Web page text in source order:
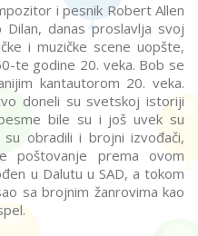
i pesnik Robert Allen
danas proslavlja svoj
i muzičke scene uopšte,
te godine 20. veka. Bob se
kantautorom 20. veka.
doneli su svetskoj istoriji
bile su i još uvek su
obradili i brojni izvođači,
poštovanje prema ovom
u Dalutu u SAD, a tokom
sa brojnim žanrovima kao